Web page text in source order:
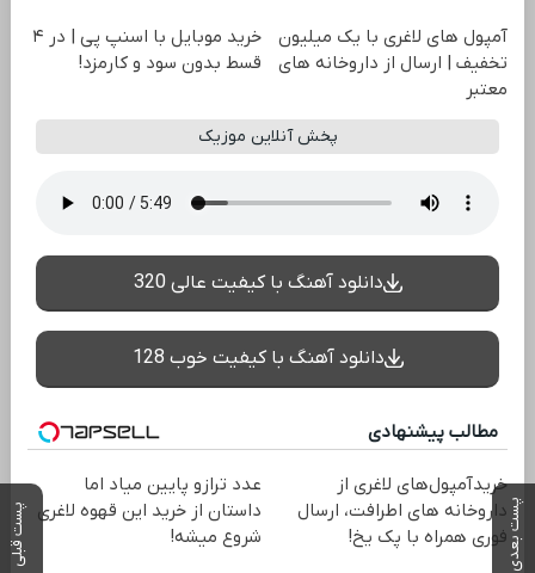
پست بعدی پست قبلی
آمپول های لاغری با یک میلیون
تخفیف | ارسال از داروخانه های
معتبر
خرید موبایل با اسنپ پی | در ۴
قسط بدون سود و کارمزد!
پخش آنلاین موزیک
دانلود آهنگ با کیفیت عالی 320
دانلود آهنگ با کیفیت خوب 128
مطالب پیشنهادی
خریدآمپول‌های لاغری از
داروخانه های اطرافت، ارسال
فوری همراه با پک یخ!
عدد ترازو پایین میاد اما
داستان از خرید این قهوه لاغری
شروع میشه!